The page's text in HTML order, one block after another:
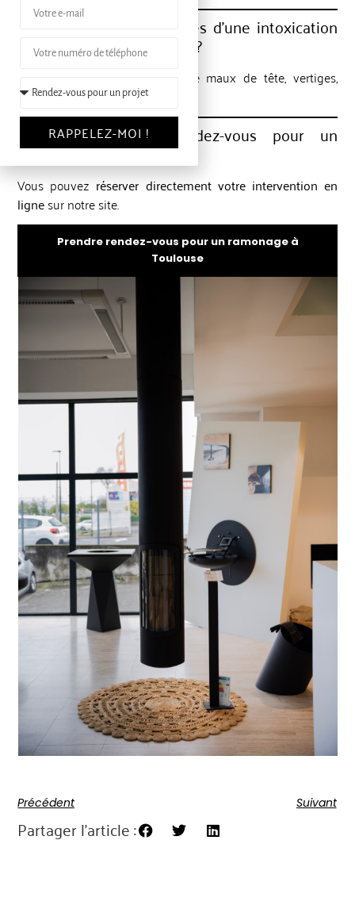
Quels sont les symptômes d’une intoxication
au monoxyde de carbone ?
Les symptômes peuvent inclure maux de tête, vertiges,
fatigue ou nausées.
Comment prendre rendez-vous pour un
ramonage à Toulouse ?
Vous pouvez réserver directement votre intervention en
lignesur notre site.
Prendre rendez-vous pour un ramonage à
Toulouse
Précédent Suivant
Partager l'article :
RAPPELEZ-MOI !